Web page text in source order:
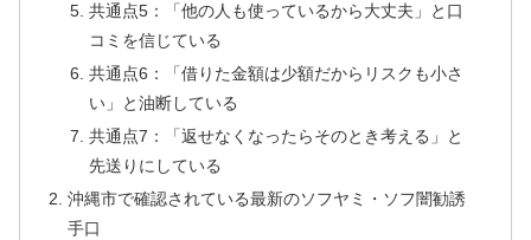
共通点5：「他の人も使っているから大丈夫」と口
コミを信じている
共通点6：「借りた金額は少額だからリスクも小さ
い」と油断している
共通点7：「返せなくなったらそのとき考える」と
先送りにしている
沖縄市で確認されている最新のソフヤミ・ソフ闇勧誘
手口